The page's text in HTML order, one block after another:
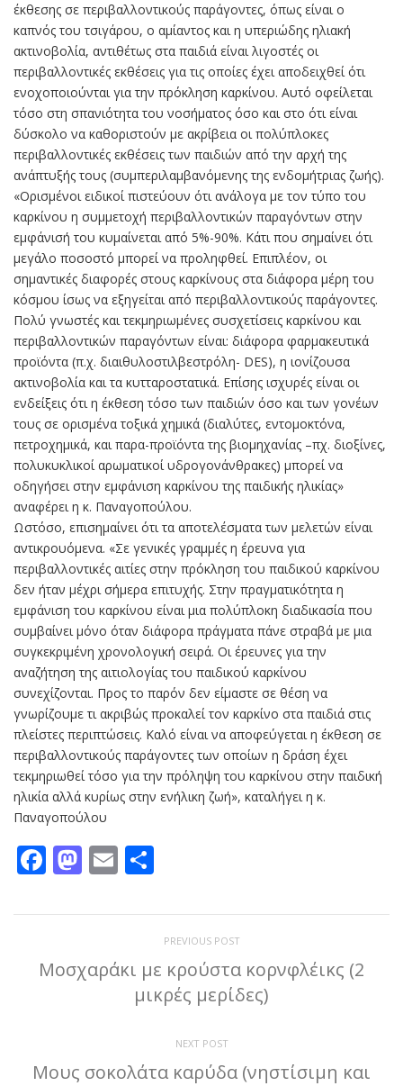
έκθεσης σε περιβαλλοντικούς παράγοντες, όπως είναι ο
καπνός του τσιγάρου, ο αμίαντος και η υπεριώδης ηλιακή
ακτινοβολία, αντιθέτως στα παιδιά είναι λιγοστές οι
περιβαλλοντικές εκθέσεις για τις οποίες έχει αποδειχθεί ότι
ενοχοποιούνται για την πρόκληση καρκίνου. Αυτό οφείλεται
τόσο στη σπανιότητα του νοσήματος όσο και στο ότι είναι
δύσκολο να καθοριστούν με ακρίβεια οι πολύπλοκες
περιβαλλοντικές εκθέσεις των παιδιών από την αρχή της
ανάπτυξής τους (συμπεριλαμβανόμενης της ενδομήτριας ζωής).
«Ορισμένοι ειδικοί πιστεύουν ότι ανάλογα με τον τύπο του
καρκίνου η συμμετοχή περιβαλλοντικών παραγόντων στην
εμφάνισή του κυμαίνεται από 5%-90%. Κάτι που σημαίνει ότι
μεγάλο ποσοστό μπορεί να προληφθεί. Επιπλέον, οι
σημαντικές διαφορές στους καρκίνους στα διάφορα μέρη του
κόσμου ίσως να εξηγείται από περιβαλλοντικούς παράγοντες.
Πολύ γνωστές και τεκμηριωμένες συσχετίσεις καρκίνου και
περιβαλλοντικών παραγόντων είναι: διάφορα φαρμακευτικά
προϊόντα (π.χ. διαιθυλοστιλβεστρόλη- DES), η ιονίζουσα
ακτινοβολία και τα κυτταροστατικά. Επίσης ισχυρές είναι οι
ενδείξεις ότι η έκθεση τόσο των παιδιών όσο και των γονέων
τους σε ορισμένα τοξικά χημικά (διαλύτες, εντομοκτόνα,
πετροχημικά, και παρα-προϊόντα της βιομηχανίας –πχ. διοξίνες,
πολυκυκλικοί αρωματικοί υδρογονάνθρακες) μπορεί να
οδηγήσει στην εμφάνιση καρκίνου της παιδικής ηλικίας»
αναφέρει η κ. Παναγοπούλου.
Ωστόσο, επισημαίνει ότι τα αποτελέσματα των μελετών είναι
αντικρουόμενα. «Σε γενικές γραμμές η έρευνα για
περιβαλλοντικές αιτίες στην πρόκληση του παιδικού καρκίνου
δεν ήταν μέχρι σήμερα επιτυχής. Στην πραγματικότητα η
εμφάνιση του καρκίνου είναι μια πολύπλοκη διαδικασία που
συμβαίνει μόνο όταν διάφορα πράγματα πάνε στραβά με μια
συγκεκριμένη χρονολογική σειρά. Οι έρευνες για την
αναζήτηση της αιτιολογίας του παιδικού καρκίνου
συνεχίζονται. Προς το παρόν δεν είμαστε σε θέση να
γνωρίζουμε τι ακριβώς προκαλεί τον καρκίνο στα παιδιά στις
πλείστες περιπτώσεις. Καλό είναι να αποφεύγεται η έκθεση σε
περιβαλλοντικούς παράγοντες των οποίων η δράση έχει
τεκμηριωθεί τόσο για την πρόληψη του καρκίνου στην παιδική
ηλικία αλλά κυρίως στην ενήλικη ζωή», καταλήγει η κ.
Παναγοπούλου
Facebook
Mastodon
Email
PREVIOUS POST
Μοσχαράκι με κρούστα κορνφλέικς (2
μικρές μερίδες)
NEXT POST
Μους σοκολάτα καρύδα (νηστίσιμη και